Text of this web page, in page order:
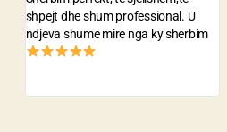
fantastike dhe sherbimi eshte i
mrekullueshem
vazhdo keshtu
jeni me te miret!!!